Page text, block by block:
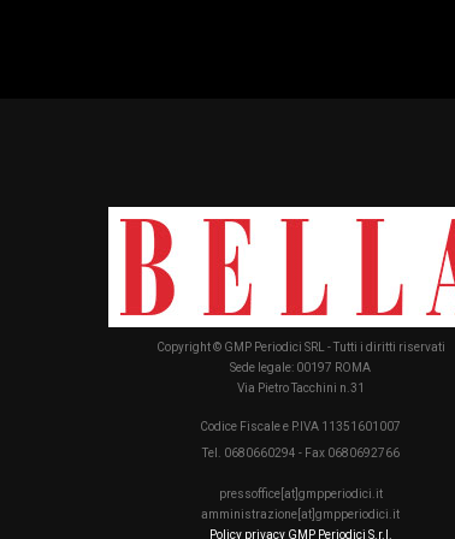
Copyright © GMP Periodici SRL - Tutti i diritti riservati
Sede legale: 00197 ROMA
Via Pietro Tacchini n.31
Codice Fiscale e P.IVA 11351601007
Tel. 0680660294 - Fax 0680692766
pressoffice[at]gmpperiodici.it
amministrazione[at]gmpperiodici.it
Policy privacy GMP Periodici S.r.l.